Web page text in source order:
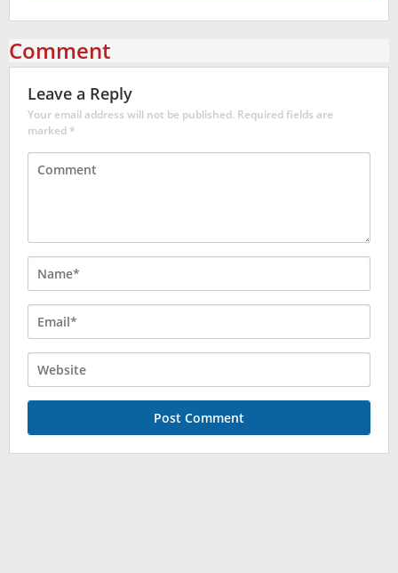
Comment
Leave a Reply
Your email address will not be published. Required fields are
marked*